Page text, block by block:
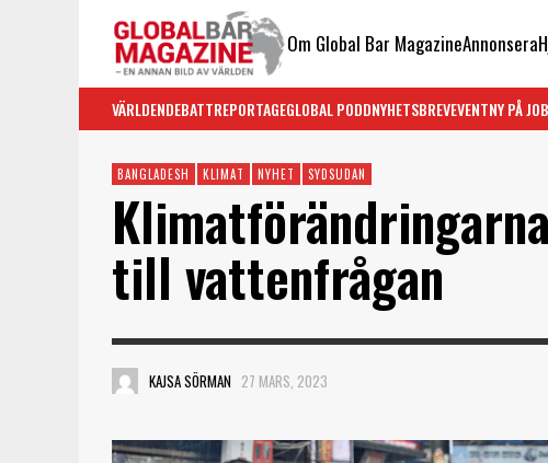
Om Global Bar MagazineAnnonsera
VÄRLDENDEBATTREPORTAGEGLOBAL PODDNYHETSBREVEVENTNY PÅ
BANGLADESH KLIMAT NYHET SYDSUDAN
till vattenfrågan
KAJSA SÖRMAN 27 MARS, 2023